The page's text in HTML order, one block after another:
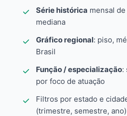
Série histórica mensal
mediana
Gráfico regional: piso,
Brasil
Função / especialização:
por foco de atuação
Filtros por estado e
(trimestre, semestre, ano)